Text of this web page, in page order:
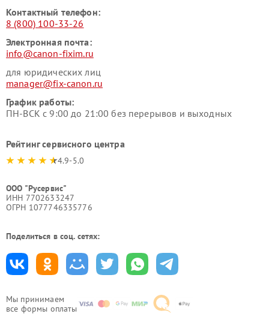
Мы принимаем
все формы оплаты
Контактный телефон:
8 (800) 100-33-26
Электронная почта:
info@canon-fixim.ru
для юридических лиц
manager@fix-canon.ru
График работы:
ПН-ВСК с 9:00 до 21:00 без перерывов и выходных
Рейтинг сервисного центра
4.9-5.0
ООО "Русервис"
ИНН 7702633247
ОГРН 1077746335776
Поделиться в соц. сетях: